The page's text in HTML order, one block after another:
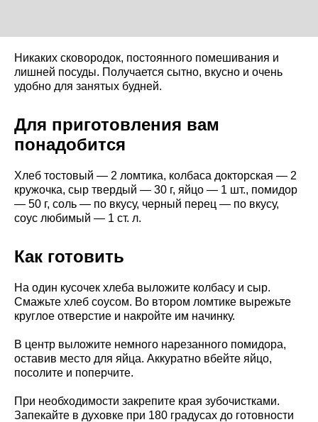
Никаких сковородок, постоянного помешивания и
лишней посуды. Получается сытно, вкусно и очень
удобно для занятых будней.
Для приготовления вам
понадобится
Хлеб тостовый — 2 ломтика, колбаса докторская — 2
кружочка, сыр твердый — 30 г, яйцо — 1 шт., помидор
— 50 г, соль — по вкусу, черный перец — по вкусу,
соус любимый — 1 ст. л.
Как готовить
На один кусочек хлеба выложите колбасу и сыр.
Смажьте хлеб соусом. Во втором ломтике вырежьте
круглое отверстие и накройте им начинку.
В центр выложите немного нарезанного помидора,
оставив место для яйца. Аккуратно вбейте яйцо,
посолите и поперчите.
При необходимости закрепите края зубочистками.
Запекайте в духовке при 180 градусах до готовности